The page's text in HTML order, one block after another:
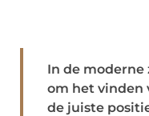
In de
om het vinden
de juiste